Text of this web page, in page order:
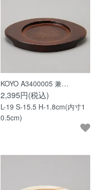
KOYO A3400005 兼…
2,395円(税込)
L-19 S-15.5 H-1.8cm(内寸1
0.5cm)